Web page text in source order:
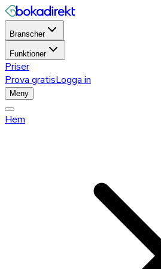
Branscher
Funktioner
Priser
Prova gratisLogga in
Meny
Hem